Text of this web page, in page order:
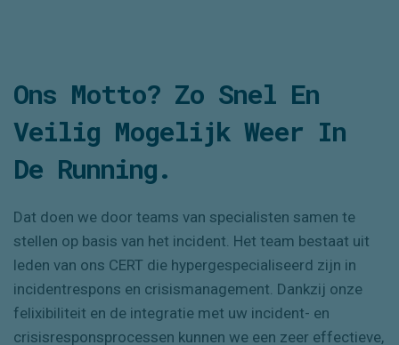
Ons Motto? Zo Snel En
Veilig Mogelijk Weer In
De Running.
Dat doen we door teams van specialisten samen te
stellen op basis van het incident. Het team bestaat uit
leden van ons CERT die hypergespecialiseerd zijn in
incidentrespons en crisismanagement. Dankzij onze
felixibiliteit en de integratie met uw incident- en
crisisresponsprocessen kunnen we een zeer effectieve,